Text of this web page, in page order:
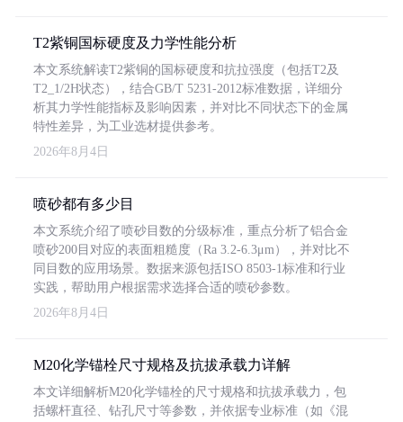
T2紫铜国标硬度及力学性能分析
本文系统解读T2紫铜的国标硬度和抗拉强度（包括T2及
T2_1/2H状态），结合GB/T 5231-2012标准数据，详细分
析其力学性能指标及影响因素，并对比不同状态下的金属
特性差异，为工业选材提供参考。
2026年8月4日
喷砂都有多少目
本文系统介绍了喷砂目数的分级标准，重点分析了铝合金
喷砂200目对应的表面粗糙度（Ra 3.2-6.3μm），并对比不
同目数的应用场景。数据来源包括ISO 8503-1标准和行业
实践，帮助用户根据需求选择合适的喷砂参数。
2026年8月4日
M20化学锚栓尺寸规格及抗拔承载力详解
本文详细解析M20化学锚栓的尺寸规格和抗拔承载力，包
括螺杆直径、钻孔尺寸等参数，并依据专业标准（如《混